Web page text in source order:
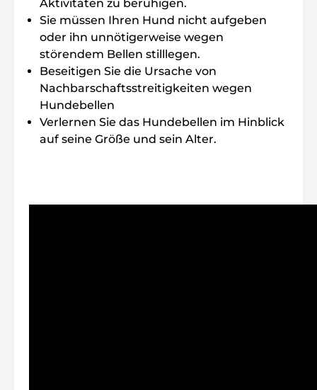
Gewicht und Abmeßungen
Canicalm Excel hat ein sehr gut
geformtes mittelgrosses Halsband. Breite:
6cm, Höhe 3,5cm, Tiefe 3,7cm, Gewicht 77
Aktivitäten zu beruhigen.
Sie müssen Ihren Hund nicht aufgeben
oder ihn unnötigerweise wegen
störendem Bellen stilllegen.
Beseitigen Sie die Ursache von
Nachbarschaftsstreitigkeiten wegen
Hundebellen
Verlernen Sie das Hundebellen im Hinblick
auf seine Größe und sein Alter.